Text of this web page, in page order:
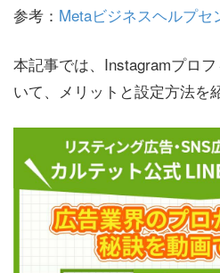
参考： Metaビジネスヘルプセ
本記事では、Instagramプロ
いて、メリットと設定方法を